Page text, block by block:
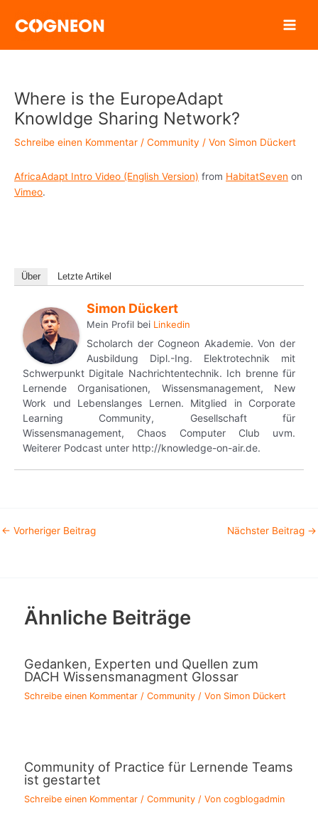
Inhalt
Where is the EuropeAdapt
Knowldge Sharing Network?
Schreibe einen Kommentar / Community / Von Simon Dückert
AfricaAdapt Intro Video (English Version) from HabitatSeven on
Vimeo.
Über Letzte Artikel
Simon Dückert
Mein Profil bei Linkedin
Scholarch der Cogneon Akademie. Von der
Ausbildung Dipl.-Ing. Elektrotechnik mit
Schwerpunkt Digitale Nachrichtentechnik. Ich brenne für
Lernende Organisationen, Wissensmanagement, New
Work und Lebenslanges Lernen. Mitglied in Corporate
Learning Community, Gesellschaft für
Wissensmanagement, Chaos Computer Club uvm.
Weiterer Podcast unter http://knowledge-on-air.de.
← Vorheriger Beitrag Nächster Beitrag →
Ähnliche Beiträge
Gedanken, Experten und Quellen zum
DACH Wissensmanagment Glossar
Schreibe einen Kommentar /Community / Von Simon Dückert
Community of Practice für Lernende Teams
ist gestartet
Schreibe einen Kommentar /Community / Voncogblogadmin